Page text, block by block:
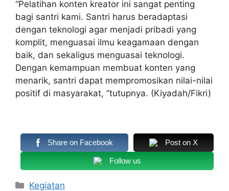
“Pelatihan konten kreator ini sangat penting
bagi santri kami. Santri harus beradaptasi
dengan teknologi agar menjadi pribadi yang
komplit, menguasai ilmu keagamaan dengan
baik, dan sekaligus menguasai teknologi.
Dengan kemampuan membuat konten yang
menarik, santri dapat mempromosikan nilai-nilai
positif di masyarakat, ”tutupnya. (Kiyadah/Fikri)
Share on Facebook Post on X
Follow us
Kategori
Kegiatan